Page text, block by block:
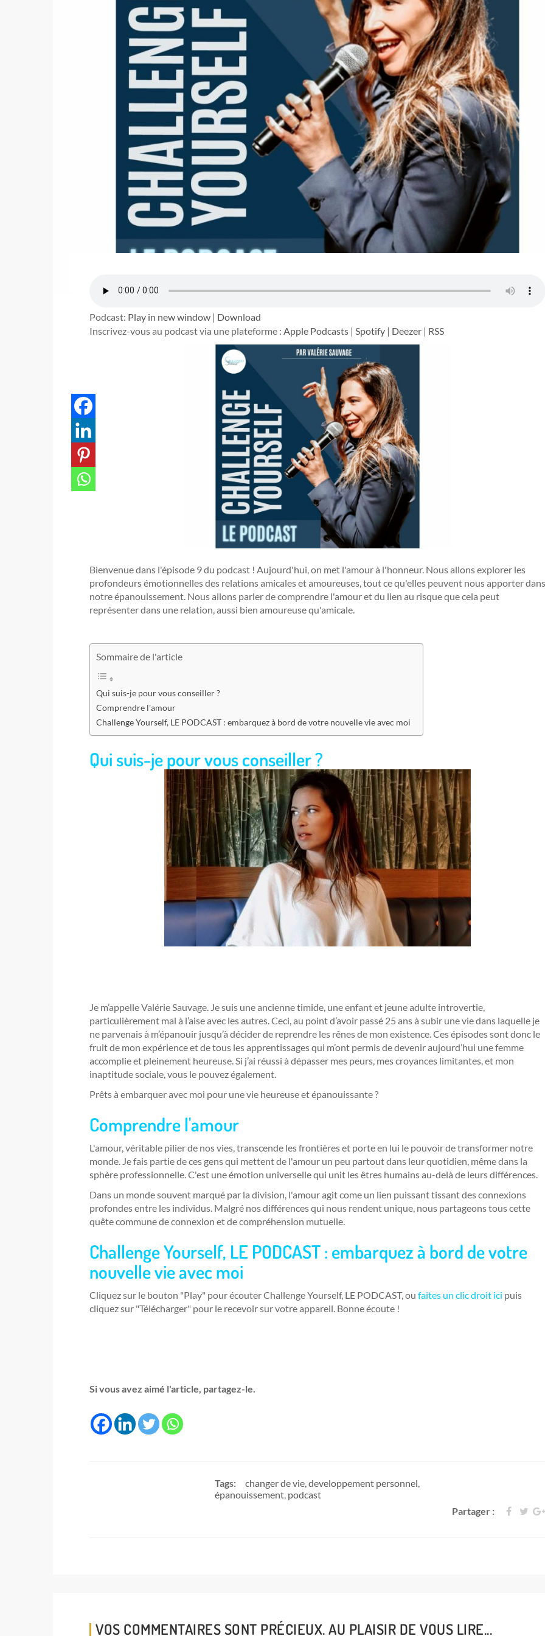
Podcast: Play in new window | Download
Inscrivez-vous au podcast via une plateforme : Apple Podcasts | Spotify | Deezer | RSS
Bienvenue dans l'épisode 9 du podcast ! Aujourd'hui, on met l'amour à l'honneur. Nous allons explorer les
profondeurs émotionnelles des relations amicales et amoureuses, tout ce qu'elles peuvent nous apporter dans
notre épanouissement. Nous allons parler de comprendre l'amour et du lien au risque que cela peut
représenter dans une relation, aussi bien amoureuse qu'amicale.
Sommaire de l'article
Qui suis-je pour vous conseiller ?
Comprendre l'amour
Challenge Yourself, LE PODCAST : embarquez à bord de votre nouvelle vie avec moi
Qui suis-je pour vous conseiller ?
Je m’appelle Valérie Sauvage. Je suis une ancienne timide, une enfant et jeune adulte introvertie,
particulièrement mal à l’aise avec les autres. Ceci, au point d’avoir passé 25 ans à subir une vie dans laquelle je
ne parvenais à m’épanouir jusqu’à décider de reprendre les rênes de mon existence. Ces épisodes sont donc le
fruit de mon expérience et de tous les apprentissages qui m’ont permis de devenir aujourd’hui une femme
accomplie et pleinement heureuse. Si j’ai réussi à dépasser mes peurs, mes croyances limitantes, et mon
inaptitude sociale, vous le pouvez également.
Prêts à embarquer avec moi pour une vie heureuse et épanouissante ?
Comprendre l'amour
L'amour, véritable pilier de nos vies, transcende les frontières et porte en lui le pouvoir de transformer notre
monde. Je fais partie de ces gens qui mettent de l'amour un peu partout dans leur quotidien, même dans la
sphère professionnelle. C'est une émotion universelle qui unit les êtres humains au-delà de leurs différences.
Dans un monde souvent marqué par la division, l'amour agit come un lien puissant tissant des connexions
profondes entre les individus. Malgré nos différences qui nous rendent unique, nous partageons tous cette
quête commune de connexion et de compréhension mutuelle.
Challenge Yourself, LE PODCAST : embarquez à bord de votre
nouvelle vie avec moi
Cliquez sur le bouton "Play" pour écouter Challenge Yourself, LE PODCAST, ou faites un clic droit ici puis
cliquez sur "Télécharger" pour le recevoir sur votre appareil. Bonne écoute !
Si vous avez aimé l'article, partagez-le.
Tags: changer de vie,developpement personnel,
épanouissement, podcast
Partager :
VOS COMMENTAIRES SONT PRÉCIEUX. AU PLAISIR DE VOUS LIRE...